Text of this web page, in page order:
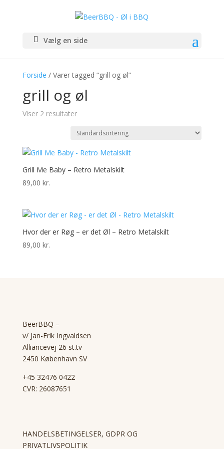
Vælg en side
Forside / Varer tagged “grill og øl”
grill og øl
Viser 2 resultater
Grill Me Baby – Retro Metalskilt
89,00 kr.
Hvor der er Røg – er det Øl – Retro Metalskilt
89,00 kr.
BeerBBQ –
v/ Jan-Erik Ingvaldsen
Alliancevej 26 st.tv
2450 København SV
+45 32476 0422
CVR: 26087651
HANDELSBETINGELSER, GDPR OG
PRIVATLIVSPOLITIK